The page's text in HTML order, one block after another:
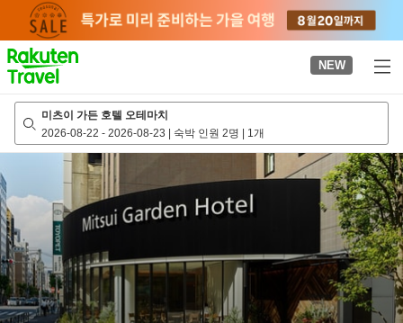
page
NEW
미츠이 가든 호텔 오테마치
2026-08-22 - 2026-08-23 | 숙박 인원 2명 | 1개